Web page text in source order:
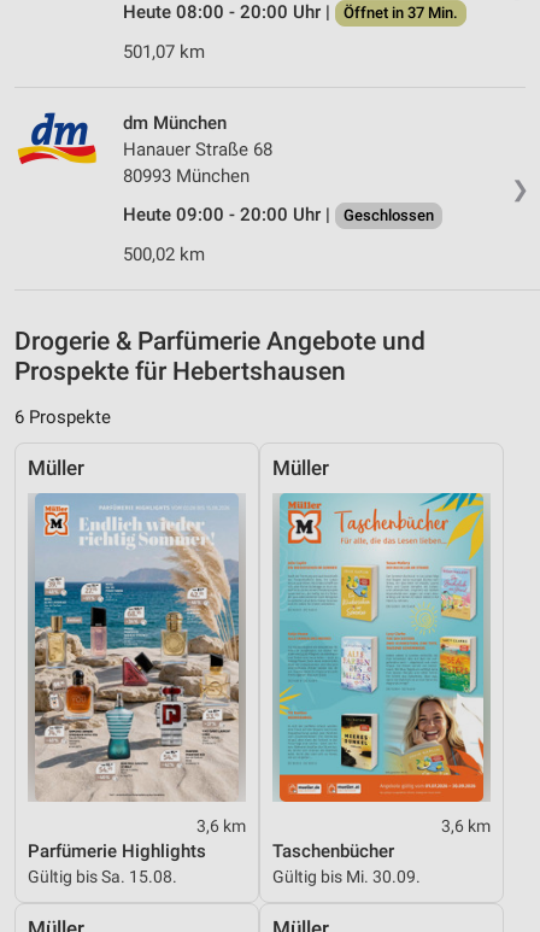
Heute 08:00 - 20:00 Uhr |
Öffnet in 37 Min.
501,07 km
❯
dm München
Hanauer Straße 68
80993 München
Heute 09:00 - 20:00 Uhr |
Geschlossen
500,02 km
Drogerie & Parfümerie Angebote und
Prospekte für Hebertshausen
6 Prospekte
Müller
3,6 km
Parfümerie Highlights
Gültig bis Sa. 15.08.
Müller
3,6 km
Taschenbücher
Gültig bis Mi. 30.09.
Verwendung von Profilen zur Auswahl
personalisierter Inhalte
Messung der Performance von Inhalten
Kombinationen von Daten aus verschiedenen
Verwendung reduzierter Daten zur Auswahl von
Inhalten
IAB-Besonderheiten:
Verwendung genauer Standortdaten
Geräte anhand von aktiv angeforderten
Informationen identifizieren
Nicht-IAB-Verarbeitungszwecke:
Notwendig
Performance
Funktional
Werbung